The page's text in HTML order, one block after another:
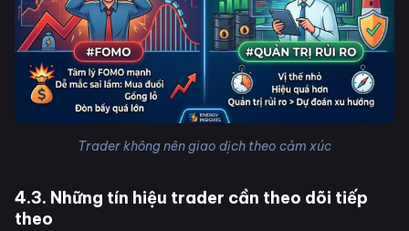
Trader không nên giao dịch theo cảm xúc
4.3. Những tín hiệu trader cần theo dõi tiếp
theo